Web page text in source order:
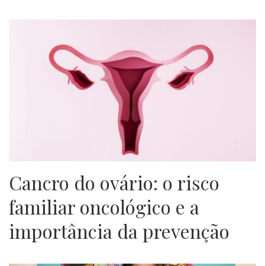
Cancro do ovário: o risco
familiar oncológico e a
importância da prevenção